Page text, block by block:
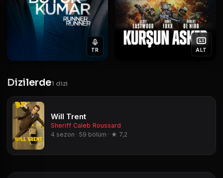
TR ALT
Dizilerde1 dizi
Will Trent
Sheriff Caleb Roussard
4 sezon · 59 bölüm · ★ 7,2